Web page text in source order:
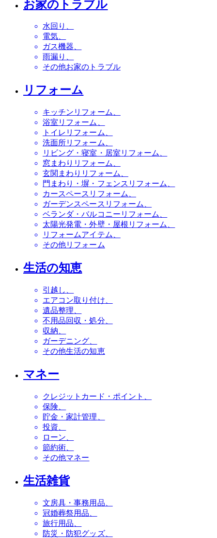
お家のトラブル
水回り
電気
ガス機器
雨漏り
その他お家のトラブル
リフォーム
キッチンリフォーム
浴室リフォーム
トイレリフォーム
洗面所リフォーム
リビング・寝室・居室リフォーム
窓まわりリフォーム
玄関まわりリフォーム
門まわり・塀・フェンスリフォーム
カースペースリフォーム
ガーデンスペースリフォーム
ベランダ・バルコニーリフォーム
太陽光発電・外壁・屋根リフォーム
リフォームアイテム
その他リフォーム
生活の知恵
引越し
エアコン取り付け
遺品整理
不用品回収・処分
収納
ガーデニング
その他生活の知恵
マネー
クレジットカード・ポイント
保険
貯金・家計管理
投資
ローン
節約術
その他マネー
生活雑貨
文房具・事務用品
冠婚葬祭用品
旅行用品
防災・防犯グッズ